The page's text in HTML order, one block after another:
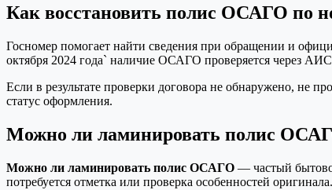
Как восстановить полис ОСАГО по
Госномер помогает найти сведения при обращении и
октября 2024 года` наличие ОСАГО проверяется через
Если в результате проверки договора не обнаружено, не
статус оформления.
Можно ли ламинировать полис
Можно ли ламинировать полис ОСАГО — частый
потребуется отметка или проверка особенностей